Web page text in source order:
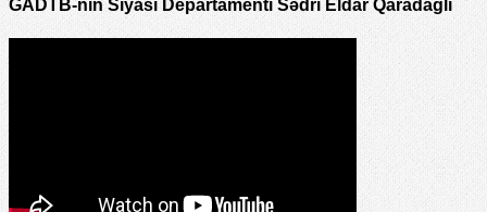
GADTB-nin Siyasi Departamenti Sədri Eldar Qaradağlı